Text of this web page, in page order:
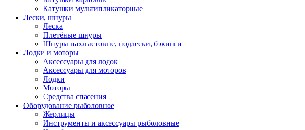
Катушки мультипликаторные
Лески, шнуры
Леска
Плетёные шнуры
Шнуры нахлыстовые, подлески, бэкинги
Лодки и моторы
Аксессуары для лодок
Аксессуары для моторов
Лодки
Моторы
Средства спасения
Оборудование рыболовное
Жерлицы
Инструменты и аксессуары рыболовные